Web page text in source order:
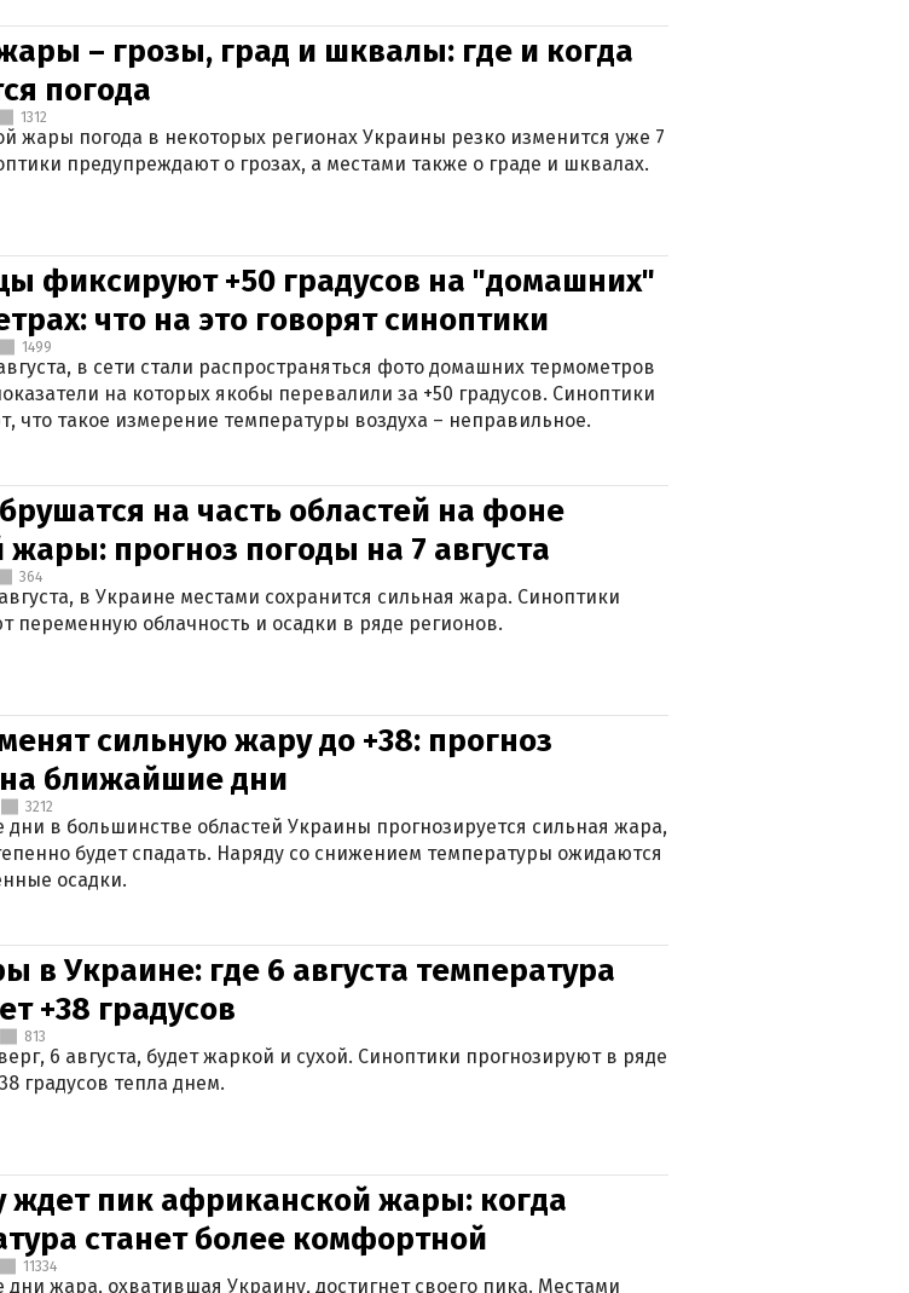
– грозы, град и шквалы: где и когда
погода
1312
жары погода в некоторых регионах Украины резко изменится уже 7
предупреждают о грозах, а местами также о граде и шквалах.
фиксируют +50 градусов на "домашних"
что на это говорят синоптики
1499
в сети стали распространяться фото домашних термометров
на которых якобы перевалили за +50 градусов. Синоптики
что такое измерение температуры воздуха – неправильное.
на часть областей на фоне
жары: прогноз погоды на 7 августа
364
в Украине местами сохранится сильная жара. Синоптики
переменную облачность и осадки в ряде регионов.
сильную жару до +38: прогноз
ближайшие дни
3212
в большинстве областей Украины прогнозируется сильная жара,
будет спадать. Наряду со снижением температуры ожидаются
осадки.
в Украине: где 6 августа температура
+38 градусов
813
6 августа, будет жаркой и сухой. Синоптики прогнозируют в ряде
градусов тепла днем.
ждет пик африканской жары: когда
станет более комфортной
11334
жара, охватившая Украину, достигнет своего пика. Местами